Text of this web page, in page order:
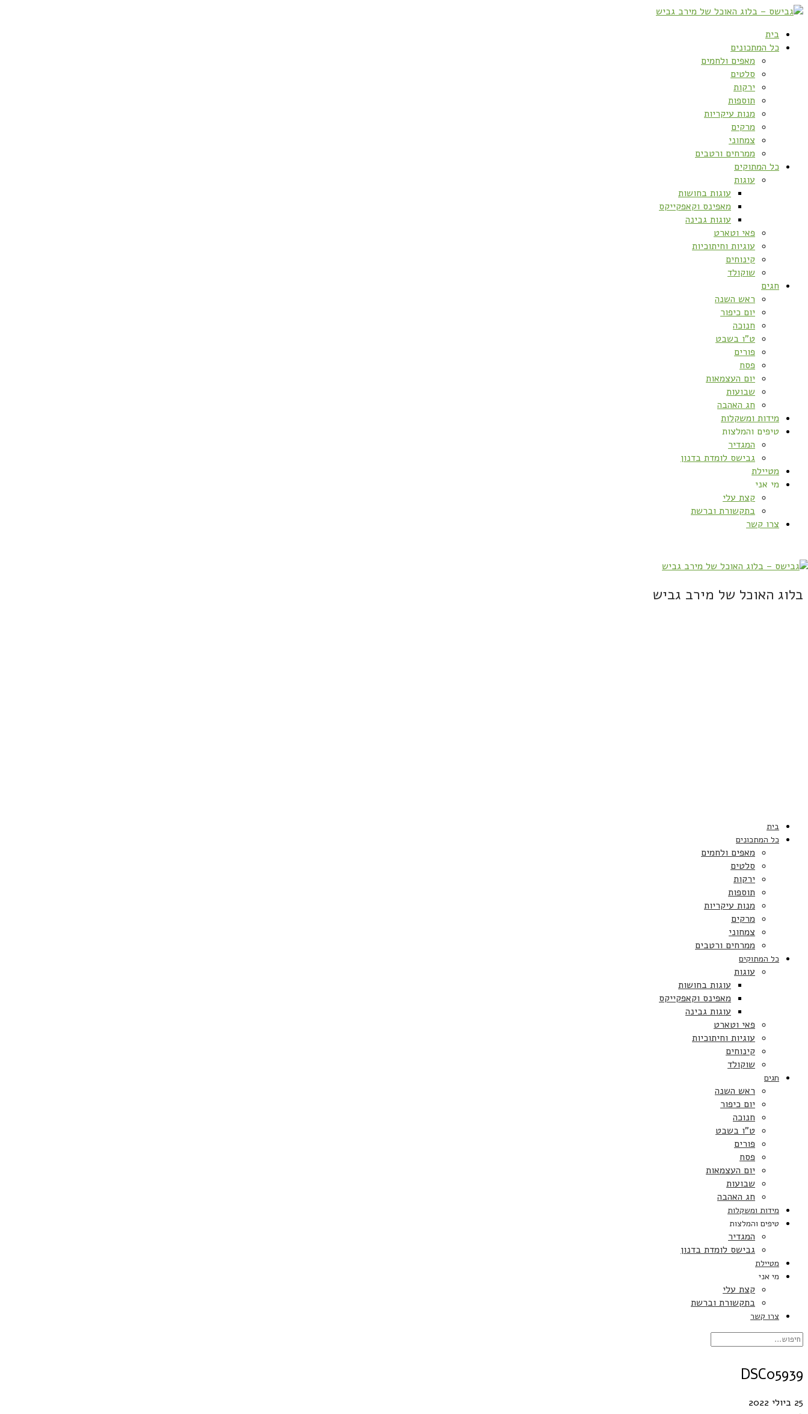
בית
כל המתכונים
מאפים ולחמים
סלטים
ירקות
תוספות
מנות עיקריות
מרקים
צמחוני
ממרחים ורטבים
כל המתוקים
עוגות
עוגות בחושות
מאפינס וקאפקייקס
עוגות גבינה
פאי וטארט
עוגיות וחיתוכיות
קינוחים
שוקולד
חגים
ראש השנה
יום כיפור
חנוכה
ט”ו בשבט
פורים
פסח
יום העצמאות
שבועות
חג האהבה
מידות ומשקלות
טיפים והמלצות
המגדיר
גבישס לומדת בדנון
מטיילת
מי אני
קצת עלי
בתקשורת וברשת
צרו קשר
בלוג האוכל של מירב גביש
בית
כל המתכונים
מאפים ולחמים
סלטים
ירקות
תוספות
מנות עיקריות
מרקים
צמחוני
ממרחים ורטבים
כל המתוקים
עוגות
עוגות בחושות
מאפינס וקאפקייקס
עוגות גבינה
פאי וטארט
עוגיות וחיתוכיות
קינוחים
שוקולד
חגים
ראש השנה
יום כיפור
חנוכה
ט”ו בשבט
פורים
פסח
יום העצמאות
שבועות
חג האהבה
מידות ומשקלות
טיפים והמלצות
המגדיר
גבישס לומדת בדנון
מטיילת
מי אני
קצת עלי
בתקשורת וברשת
צרו קשר
DSC05939
25 ביולי 2022